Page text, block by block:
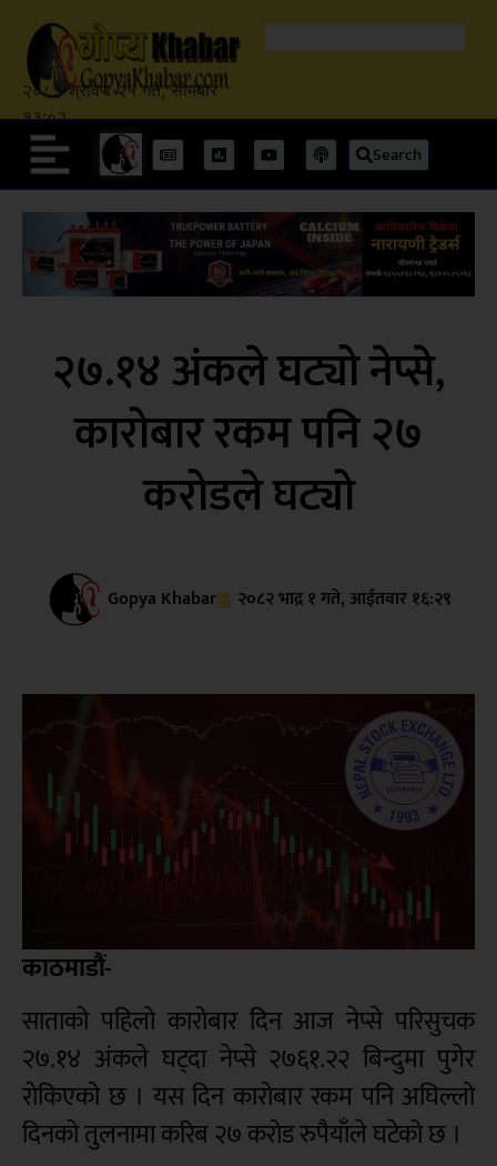
२०८३ श्रावण २५ गते, सोमबार
१३:०२
Search
२७.१४ अंकले घट्यो नेप्से,
कारोबार रकम पनि २७
करोडले घट्यो
Gopya Khabar २०८२ भाद्र १ गते, आईतवार १६:२९
काठमाडौं-
साताको पहिलो कारोबार दिन आज नेप्से परिसुचक
२७.१४ अंकले घट्दा नेप्से २७६१.२२ बिन्दुमा पुगेर
रोकिएको छ । यस दिन कारोबार रकम पनि अघिल्लो
दिनको तुलनामा करिब २७ करोड रुपैयाँले घटेको छ ।